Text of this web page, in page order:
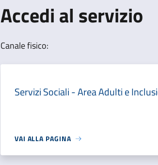
Accedi al servizio
Canale fisico:
Servizi Sociali - Area Adulti e
VAI ALLA PAGINA